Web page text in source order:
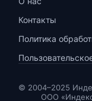
Контакты
Политика
© 2004–2025
ООО